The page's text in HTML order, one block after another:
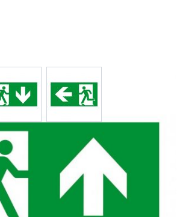
met vluchtwegaanduiding
of Toorop. Formaat: 300x170